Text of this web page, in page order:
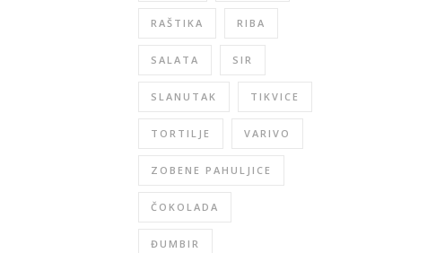
RAŠTIKA RIBA
SALATA SIR
SLANUTAK TIKVICE
TORTILJE VARIVO
ZOBENE PAHULJICE
ČOKOLADA
ĐUMBIR